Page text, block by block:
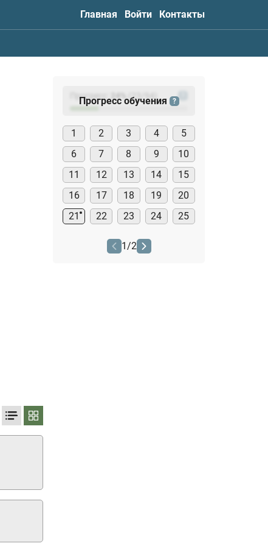
Главная Войти Контакты
Прогресс: (23
Прогресс обучения ?
1 2 3 4
5
6
7 8 9
10
11
12 13 14
15
16
17 18 19
20
21
22 23 24 25
1/2